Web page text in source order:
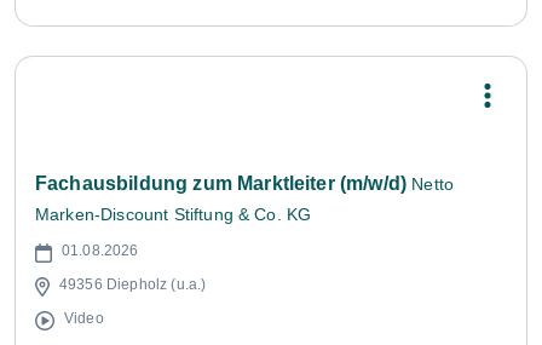
Fachausbildung zum Marktleiter (m/w/d) Netto
Marken-Discount Stiftung & Co. KG
01.08.2026
49356 Diepholz (u.a.)
Video